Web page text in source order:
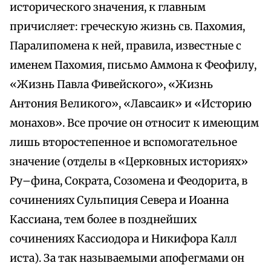
исторического значения, к главным
причисляет: греческую жизнь св. Пахомия,
Паралипомена к ней, правила, известные с
именем Пахомия, письмо Аммона к Феофилу,
«Жизнь Павла Фивейского», «Жизнь
Антония Великого», «Лавсаик» и «Историю
монахов». Все прочие он относит к имеющим
лишь второстепенное и вспомогательное
значение (отделы в «Церковных историях»
Ру–фина, Сократа, Созомена и Феодорита, в
сочинениях Сульпиция Севера и Иоанна
Кассиана, тем более в позднейших
сочинениях Кассиодора и Никифора Калл
иста). За так называемыми апофегмами он